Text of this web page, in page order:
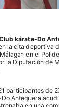
kárate-Do
la cita deportiva
en el
la Diputación de
participantes de
Antequera